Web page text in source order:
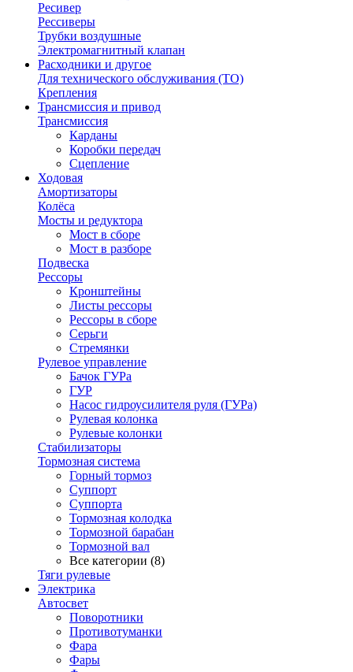
Ресивер
Рессиверы
Трубки воздушные
Электромагнитный клапан
Расходники и другое
Для технического обслуживания (ТО)
Крепления
Трансмиссия и привод
Трансмиссия
Карданы
Коробки передач
Сцепление
Ходовая
Амортизаторы
Колёса
Мосты и редуктора
Мост в сборе
Мост в разборе
Подвеска
Рессоры
Кронштейны
Листы рессоры
Рессоры в сборе
Серьги
Стремянки
Рулевое управление
Бачок ГУРа
ГУР
Насос гидроусилителя руля (ГУРа)
Рулевая колонка
Рулевые колонки
Стабилизаторы
Тормозная система
Горный тормоз
Суппорт
Суппорта
Тормозная колодка
Тормозной барабан
Тормозной вал
Все категории (8)
Тяги рулевые
Электрика
Автосвет
Поворотники
Противотуманки
Фара
Фары